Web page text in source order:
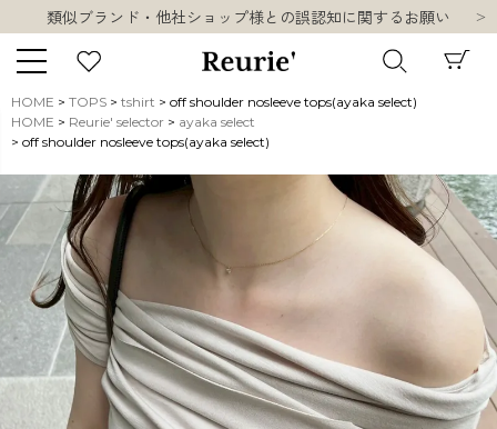
類似ブランド・他社ショップ様との誤認知に関するお願い
熊本県熊本地方を震源とする地震の影響について
お盆期間中の営業・配送に関して
類似ブランド・他社ショップ様との誤認知に関するお願い
10,000円以上ご購入で送料無料
キーワード
販売タイプ
新着 再入荷
商品タイプ
HOME TOPS tshirt
off shoulder nosleeve tops(ayaka select)
HOME
Reurie' selector
ayaka select
off shoulder nosleeve tops(ayaka select)